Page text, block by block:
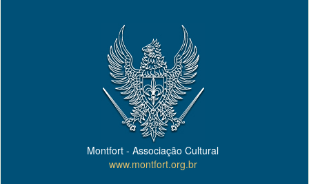
Montfort - Associação Cultural
www.montfort.org.br